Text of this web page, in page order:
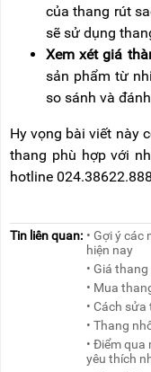
của thang rút
sẽ sử dụng
Xem xét giá
sản phẩm từ
so sánh và
Hy vọng bài viết này
thang phù hợp với
hotline
Tin liên quan: • Gợi ý
hiện nay
• Giá
• Mua
• Cách
• Thang
• Điểm
yêu thích